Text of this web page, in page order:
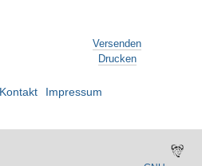
Versenden
Drucken
Kontakt Impressum